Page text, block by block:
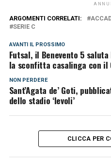
ARGOMENTI CORRELATI:
SERIE C
AVANTI IL ​​PROSSIMO
Futsal, il Benevento 5
la sconfitta casalinga con il
NON PERDERE
Sant’Agata de’ Goti,
dello stadio ‘Ievoli’
CLICCA PER